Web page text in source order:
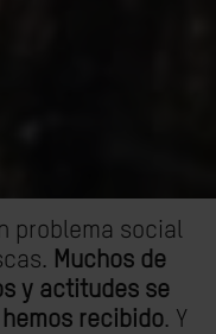
problema social
Muchos de
y actitudes se
recibido. Y